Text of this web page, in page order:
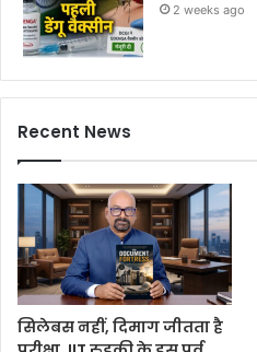
2 weeks ago
Recent News
सिलेबस नहीं, दिमाग जीतता है